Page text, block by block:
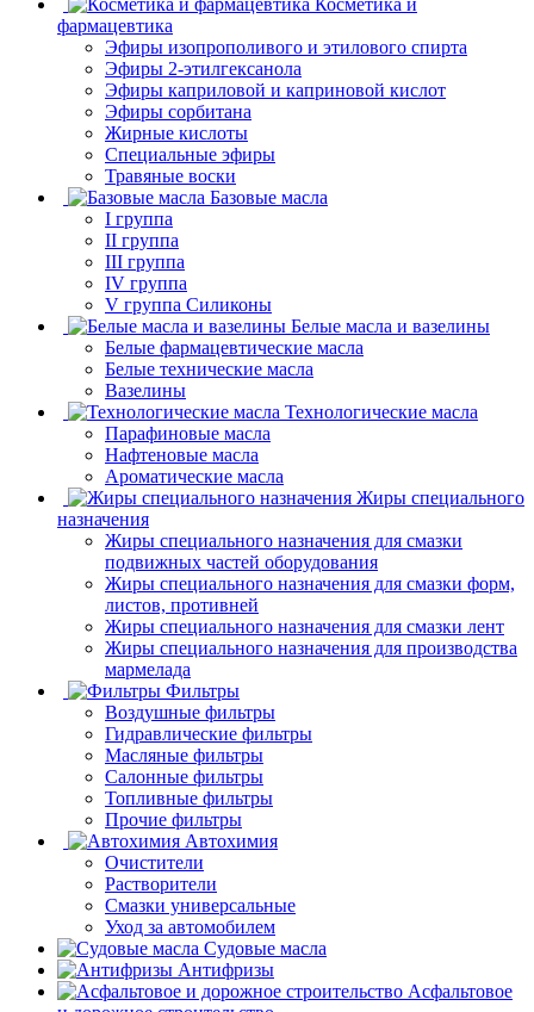
фармацевтика
Эфиры изопрополивого и этилового спирта
Эфиры 2-этилгексанола
Эфиры каприловой и каприновой кислот
Эфиры сорбитана
Жирные кислоты
Специальные эфиры
Травяные воски
Базовые масла
I группа
II группа
III группа
IV группа
V группа Силиконы
Белые масла и вазелины
Белые фармацевтические масла
Белые технические масла
Вазелины
Технологические масла
Парафиновые масла
Нафтеновые масла
Ароматические масла
Жиры специального
назначения
Жиры специального назначения для смазки
подвижных частей оборудования
Жиры специального назначения для смазки форм,
листов, противней
Жиры специального назначения для смазки лент
Жиры специального назначения для производства
мармелада
Фильтры
Воздушные фильтры
Гидравлические фильтры
Масляные фильтры
Салонные фильтры
Топливные фильтры
Прочие фильтры
Автохимия
Очистители
Растворители
Смазки универсальные
Уход за автомобилем
Судовые масла
Антифризы
Асфальтовое